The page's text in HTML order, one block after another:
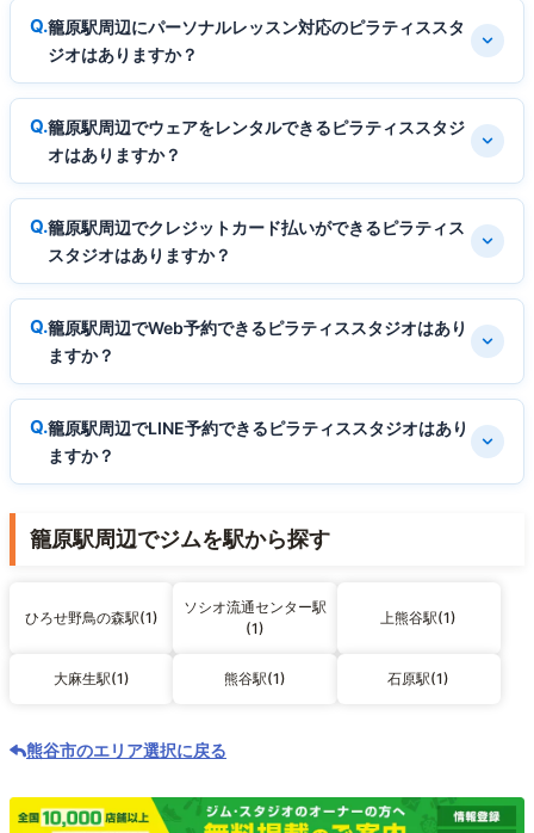
籠原駅周辺にパーソナルレッスン対応のピラティススタ
ジオはありますか？
籠原駅周辺でウェアをレンタルできるピラティススタジ
オはありますか？
籠原駅周辺でクレジットカード払いができるピラティス
スタジオはありますか？
籠原駅周辺でWeb予約できるピラティススタジオはあり
ますか？
籠原駅周辺でLINE予約できるピラティススタジオはあり
ますか？
籠原駅周辺でジムを駅から探す
ひろせ野鳥の森駅(1)
ソシオ流通センター駅
(1)
上熊谷駅(1)
大麻生駅(1) 熊谷駅(1) 石原駅(1)
熊谷市のエリア選択に戻る